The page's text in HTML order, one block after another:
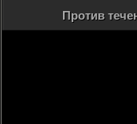
Против